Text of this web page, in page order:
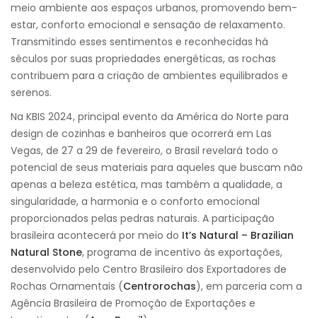
meio ambiente aos espaços urbanos, promovendo bem-
estar, conforto emocional e sensação de relaxamento.
Transmitindo esses sentimentos e reconhecidas há
séculos por suas propriedades energéticas, as rochas
contribuem para a criação de ambientes equilibrados e
serenos.
Na KBIS 2024, principal evento da América do Norte para
design de cozinhas e banheiros que ocorrerá em Las
Vegas, de 27 a 29 de fevereiro, o Brasil revelará todo o
potencial de seus materiais para aqueles que buscam não
apenas a beleza estética, mas também a qualidade, a
singularidade, a harmonia e o conforto emocional
proporcionados pelas pedras naturais. A participação
brasileira acontecerá por meio do It’s Natural – Brazilian
Natural Stone, programa de incentivo às exportações,
desenvolvido pelo Centro Brasileiro dos Exportadores de
Rochas Ornamentais (Centrorochas), em parceria com a
Agência Brasileira de Promoção de Exportações e